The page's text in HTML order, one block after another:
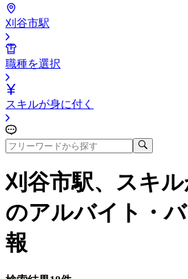
刈谷市駅
職種を選択
スキルが身に付く
刈谷市駅、スキル
のアルバイト・
報